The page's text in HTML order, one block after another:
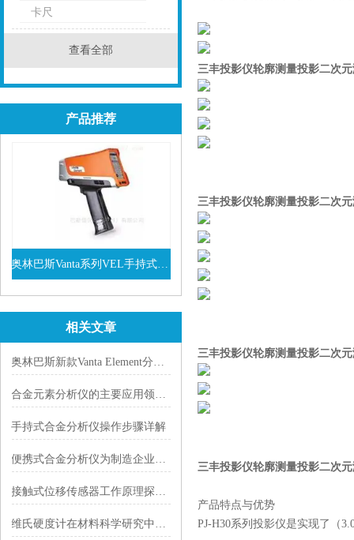
卡尺
查看全部
产品推荐
奥林巴斯Vanta系列VEL手持式XRF光谱仪
查看详情
相关文章
奥林巴斯新款Vanta Element分析仪
合金元素分析仪的主要应用领域有哪些？
手持式合金分析仪操作步骤详解
便携式合金分析仪为制造企业提供良好的质量保证
接触式位移传感器工作原理探析：从LVDT到电位计式
维氏硬度计在材料科学研究中的应用探索
三丰投影仪轮廓测量投影二次
三丰投影仪轮廓测量投影二次
三丰投影仪轮廓测量投影二次
三丰投影仪轮廓测量投影二次
产品特点与优势
PJ-H30系列投影仪是实现了（